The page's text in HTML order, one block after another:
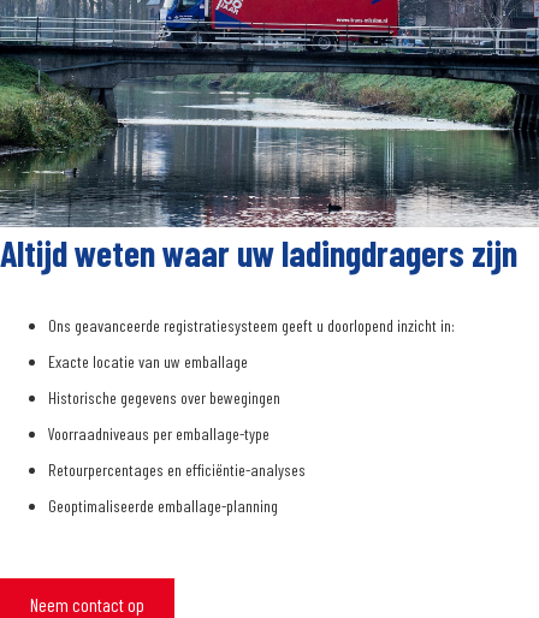
Altijd weten waar uw ladingdragers zijn
Ons geavanceerde registratiesysteem geeft u doorlopend inzicht in:
Exacte locatie van uw emballage
Historische gegevens over bewegingen
Voorraadniveaus per emballage-type
Retourpercentages en efficiëntie-analyses
Geoptimaliseerde emballage-planning
Neem contact op